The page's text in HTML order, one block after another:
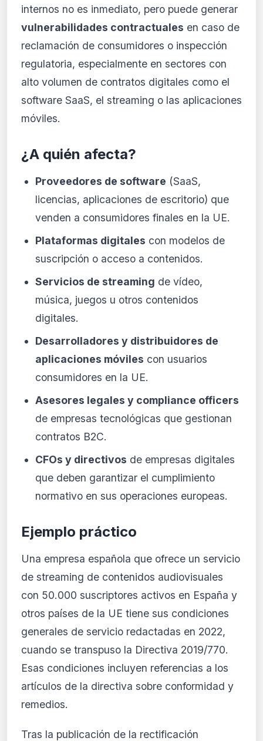
internos no es inmediato, pero puede generar
vulnerabilidades contractuales en caso de
reclamación de consumidores o inspección
regulatoria, especialmente en sectores con
alto volumen de contratos digitales como el
software SaaS, el streaming o las aplicaciones
móviles.
¿A quién afecta?
Proveedores de software (SaaS,
licencias, aplicaciones de escritorio) que
venden a consumidores finales en la UE.
Plataformas digitales con modelos de
suscripción o acceso a contenidos.
Servicios de streaming de vídeo,
música, juegos u otros contenidos
digitales.
Desarrolladores y distribuidores de
aplicaciones móviles con usuarios
consumidores en la UE.
Asesores legales y compliance officers
de empresas tecnológicas que gestionan
contratos B2C.
CFOs y directivos de empresas digitales
que deben garantizar el cumplimiento
normativo en sus operaciones europeas.
Ejemplo práctico
Una empresa española que ofrece un servicio
de streaming de contenidos audiovisuales
con 50.000 suscriptores activos en España y
otros países de la UE tiene sus condiciones
generales de servicio redactadas en 2022,
cuando se transpuso la Directiva 2019/770.
Esas condiciones incluyen referencias a los
artículos de la directiva sobre conformidad y
remedios.
Tras la publicación de la rectificación